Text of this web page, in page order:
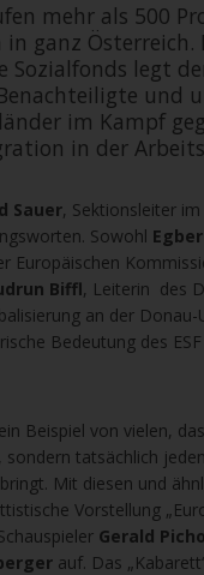
mehr als 500
in ganz Österreich.
Sozialfonds legt
und
im Kampf
in der
Sauer, Sektionsleiter
Sowohl
Europäischen
Biffl, Leiterin des
an der
Bedeutung des
Beispiel von vielen,
sondern tatsächlich
Mit diesen und
Vorstellung
Gerald
auf. Das